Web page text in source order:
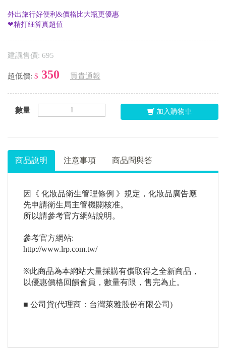
外出旅行好便利&價格比大瓶更優惠
❤精打細算真超值
建議售價: 695
超低價: $ 350 買貴通報
數量 加入購物車
商品說明 注意事項 商品問與答
因《 化妝品衛生管理條例 》規定，化妝品廣告應
先申請衛生局主管機關核准。
所以請參考官方網站說明。
參考官方網站:
http://www.lrp.com.tw/
※此商品為本網站大量採購有償取得之全新商品，
以優惠價格回饋會員，數量有限，售完為止。
■ 公司貨(代理商：台灣萊雅股份有限公司)